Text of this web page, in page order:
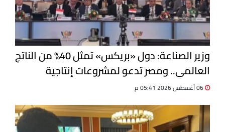
وزير الصناعة: دول «بريكس» تمثل 40% من الناتج
العالمي.. ومصر تدعو لمشروعات إنتاجية
مشتركة